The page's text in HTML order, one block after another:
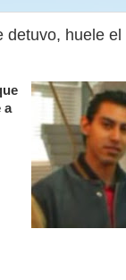
huele
a